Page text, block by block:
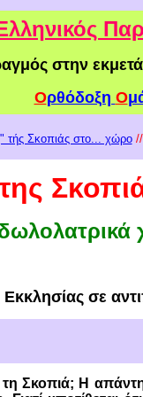
στην
Ορθόδοξη Ο
τής Σκοπιάς στο... χώρο//
σε
τη Σκοπιά; Η